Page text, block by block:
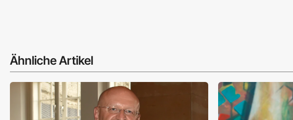
Ähnliche Artikel